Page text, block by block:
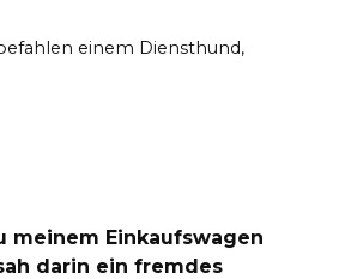
einem Diensthund,
meinem Einkaufswagen
darin ein fremdes